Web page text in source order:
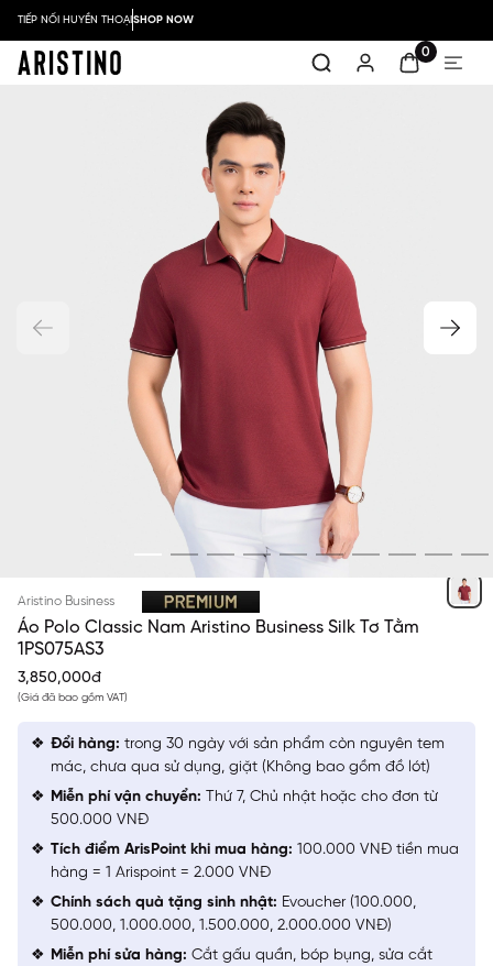
TIẾP NỐI HUYỀN THOẠISHOP NOW
0
Aristino Business
Áo Polo Classic Nam Aristino Business Silk Tơ Tằm
1PS075AS3
3,850,000đ
(Giá đã bao gồm VAT)
Đổi hàng: trong 30 ngày với sản phẩm còn nguyên tem
mác, chưa qua sử dụng, giặt (Không bao gồm đồ lót)
Miễn phí vận chuyển: Thứ 7, Chủ nhật hoặc cho đơn từ
500.000 VNĐ
Tích điểm ArisPoint khi mua hàng: 100.000 VNĐ tiền mua
hàng = 1 Arispoint = 2.000 VNĐ
Chính sách quà tặng sinh nhật: Evoucher (100.000,
500.000, 1.000.000, 1.500.000, 2.000.000 VNĐ)
Miễn phí sửa hàng: Cắt gấu quần, bóp bụng, sửa cắt